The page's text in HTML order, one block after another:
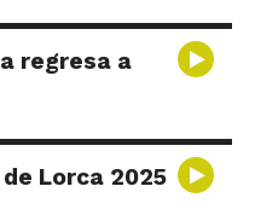
regresa a
Lorca 2025